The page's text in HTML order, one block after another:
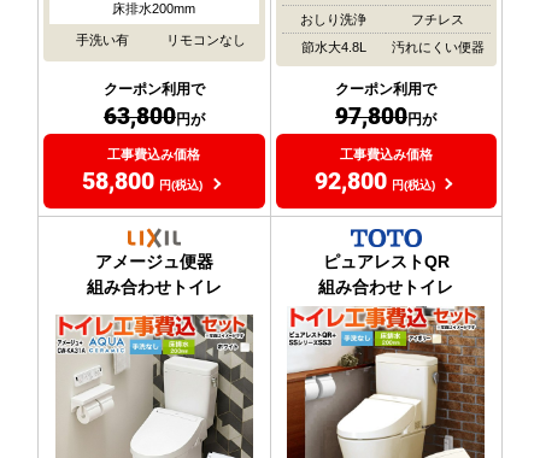
床排水200mm
手洗い有 リモコンなし
クーポン利用で
63,800円が
工事費込み価格
58,800 円(税込)
おしり洗浄
フチレス
節水大4.8L
汚れにくい便器
クーポン利用で
97,800円が
工事費込み価格
92,800 円(税込)
アメージュ便器
組み合わせトイレ
ピュアレストQR
組み合わせトイレ